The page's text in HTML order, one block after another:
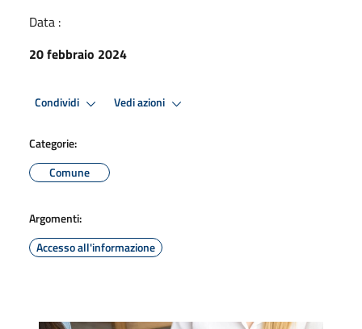
Data :
20 febbraio 2024
Condividi Vedi azioni
Categorie:
Comune
Argomenti:
Accesso all'informazione